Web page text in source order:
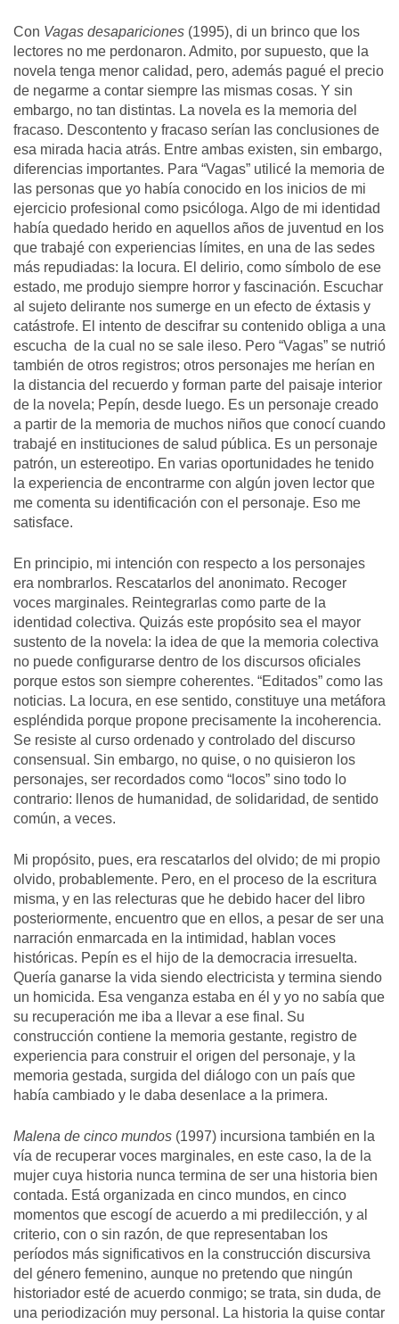
Con Vagas desapariciones (1995), di un brinco que los
lectores no me perdonaron. Admito, por supuesto, que la
novela tenga menor calidad, pero, además pagué el precio
de negarme a contar siempre las mismas cosas. Y sin
embargo, no tan distintas. La novela es la memoria del
fracaso. Descontento y fracaso serían las conclusiones de
esa mirada hacia atrás. Entre ambas existen, sin embargo,
diferencias importantes. Para “Vagas” utilicé la memoria de
las personas que yo había conocido en los inicios de mi
ejercicio profesional como psicóloga. Algo de mi identidad
había quedado herido en aquellos años de juventud en los
que trabajé con experiencias límites, en una de las sedes
más repudiadas: la locura. El delirio, como símbolo de ese
estado, me produjo siempre horror y fascinación. Escuchar
al sujeto delirante nos sumerge en un efecto de éxtasis y
catástrofe. El intento de descifrar su contenido obliga a una
escucha de la cual no se sale ileso. Pero “Vagas” se nutrió
también de otros registros; otros personajes me herían en
la distancia del recuerdo y forman parte del paisaje interior
de la novela; Pepín, desde luego. Es un personaje creado
a partir de la memoria de muchos niños que conocí cuando
trabajé en instituciones de salud pública. Es un personaje
patrón, un estereotipo. En varias oportunidades he tenido
la experiencia de encontrarme con algún joven lector que
me comenta su identificación con el personaje. Eso me
satisface.
En principio, mi intención con respecto a los personajes
era nombrarlos. Rescatarlos del anonimato. Recoger
voces marginales. Reintegrarlas como parte de la
identidad colectiva. Quizás este propósito sea el mayor
sustento de la novela: la idea de que la memoria colectiva
no puede configurarse dentro de los discursos oficiales
porque estos son siempre coherentes. “Editados” como las
noticias. La locura, en ese sentido, constituye una metáfora
espléndida porque propone precisamente la incoherencia.
Se resiste al curso ordenado y controlado del discurso
consensual. Sin embargo, no quise, o no quisieron los
personajes, ser recordados como “locos” sino todo lo
contrario: llenos de humanidad, de solidaridad, de sentido
común, a veces.
Mi propósito, pues, era rescatarlos del olvido; de mi propio
olvido, probablemente. Pero, en el proceso de la escritura
misma, y en las relecturas que he debido hacer del libro
posteriormente, encuentro que en ellos, a pesar de ser una
narración enmarcada en la intimidad, hablan voces
históricas. Pepín es el hijo de la democracia irresuelta.
Quería ganarse la vida siendo electricista y termina siendo
un homicida. Esa venganza estaba en él y yo no sabía que
su recuperación me iba a llevar a ese final. Su
construcción contiene la memoria gestante, registro de
experiencia para construir el origen del personaje, y la
memoria gestada, surgida del diálogo con un país que
había cambiado y le daba desenlace a la primera.
Malena de cinco mundos (1997) incursiona también en la
vía de recuperar voces marginales, en este caso, la de la
mujer cuya historia nunca termina de ser una historia bien
contada. Está organizada en cinco mundos, en cinco
momentos que escogí de acuerdo a mi predilección, y al
criterio, con o sin razón, de que representaban los
períodos más significativos en la construcción discursiva
del género femenino, aunque no pretendo que ningún
historiador esté de acuerdo conmigo; se trata, sin duda, de
una periodización muy personal. La historia la quise contar